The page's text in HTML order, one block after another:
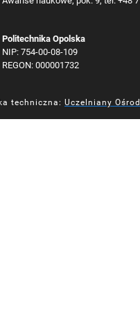
Politechnika Opolska
NIP: 754-00-08-109
REGON: 000001732
techniczna: Uczelniany